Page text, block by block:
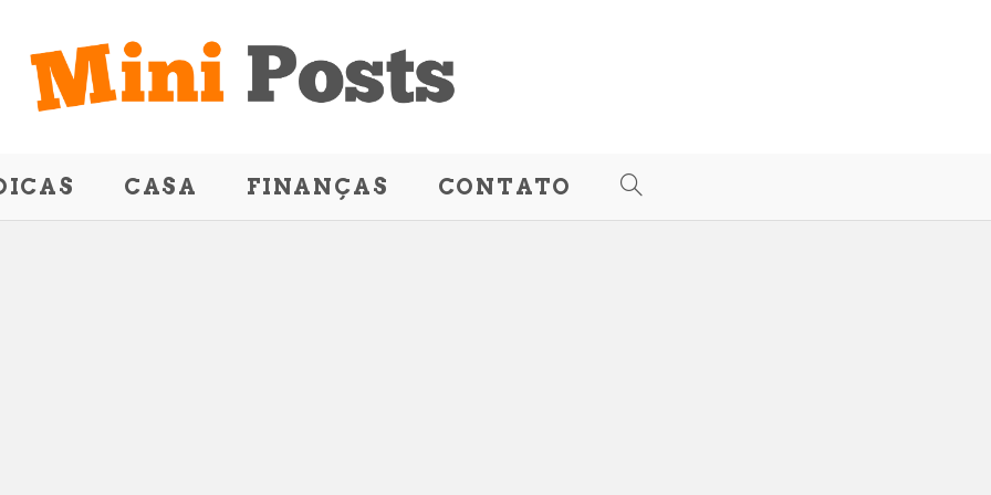
CASA FINANÇAS CONTATO ALTERNAR